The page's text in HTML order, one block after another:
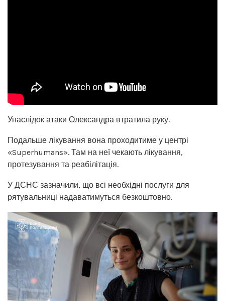
Унаслідок атаки Олександра втратила руку.
Подальше лікування вона проходитиме у центрі
«Superhumans». Там на неї чекають лікування,
протезування та реабілітація.
У ДСНС зазначили, що всі необхідні послуги для
рятувальниці надаватимуться безкоштовно.